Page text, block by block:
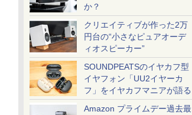
か？
クリエイティブが作った2万
円台の“小さなピュアオーデ
ィオスピーカー”
SOUNDPEATSのイヤカフ型
イヤフォン「UU2イヤーカ
フ」をイヤカフマニアが語る
Amazon プライムデー過去最